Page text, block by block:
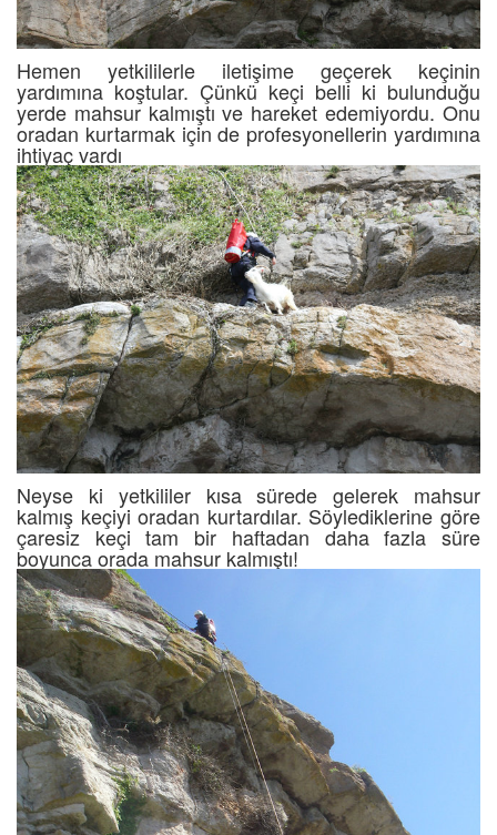
Hemen yetkililerle iletişime geçerek keçinin
yardımına koştular. Çünkü keçi belli ki bulunduğu
yerde mahsur kalmıştı ve hareket edemiyordu. Onu
oradan kurtarmak için de profesyonellerin yardımına
ihtiyaç vardı
Neyse ki yetkililer kısa sürede gelerek mahsur
kalmış keçiyi oradan kurtardılar. Söylediklerine göre
çaresiz keçi tam bir haftadan daha fazla süre
boyunca orada mahsur kalmıştı!